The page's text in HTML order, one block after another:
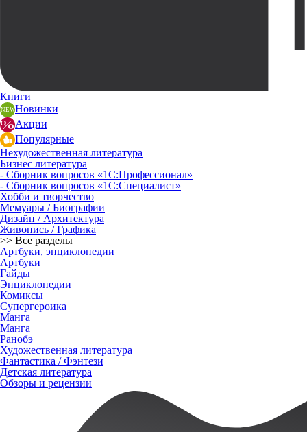
Книги
Новинки
Акции
Популярные
Нехудожественная литература
Бизнес литература
- Сборник вопросов «1С:Профессионал»
- Сборник вопросов «1С:Специалист»
Хобби и творчество
Мемуары / Биографии
Дизайн / Архитектура
Живопись / Графика
>> Все разделы
Артбуки, энциклопедии
Артбуки
Гайды
Энциклопедии
Комиксы
Супергероика
Манга
Манга
Ранобэ
Художественная литература
Фантастика / Фэнтези
Детская литература
Обзоры и рецензии